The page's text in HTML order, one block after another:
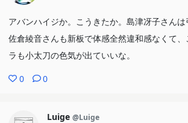
アバンハイジか。こうきたか。島津冴子さん
佐倉綾音さんも新板で体感全然違和感なくて
ラも小太刀の色気が出ていいな。
0 0
Luige @Luige